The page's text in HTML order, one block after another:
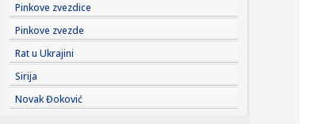
08:17:Drama u Njujorku: Šta će biti sa Porterom?
08:13:Трамп именовао Вила Шарфа за ...
08:16:Vode Vojvodine: Dok drugi kritikuju, mi radimo! Problem
vodostaja...
Pinkove zvezdice
Pinkove zvezde
Rat u Ukrajini
Sirija
Novak Đoković